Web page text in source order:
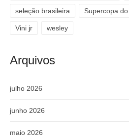
seleção brasileira Supercopa
Vini jr wesley
Arquivos
julho 2026
junho 2026
maio 2026